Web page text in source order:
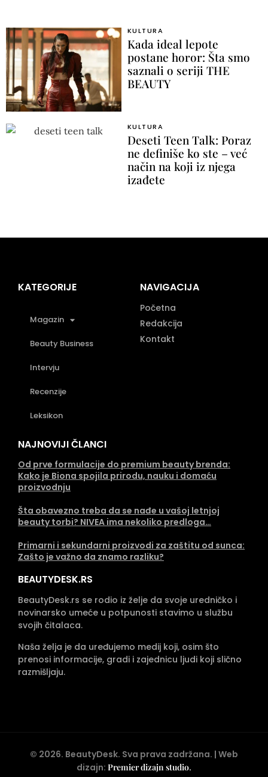
KULTURA
Kada ideal lepote
postane horor: Šta smo
saznali o seriji THE
BEAUTY
KULTURA
Deseti Teen Talk: Poraz
ne definiše ko ste – već
način na koji iz njega
izađete
KATEGORIJE
Magazin
Beauty Business
Intervju
Recenzije
Leksikon
NAVIGACIJA
Početna
Redakcija
Kontakt
NAJNOVIJI ČLANCI
Od prve formulacije do premium beauty brenda:
Kako je Biona spojila prirodu, nauku i domaću
proizvodnju
Šta obavezno treba da se nađe u vašoj letnjoj
beauty torbi? NIVEA ima nekoliko predloga…
Primarni i sekundarni proizvodi za zaštitu od sunca:
Zašto je važno da znamo razliku?
BEAUTYDESK.RS
BeautyDesk.rs se rodio iz želje da svoje uredničko i
novinarsko umeće u potpunosti stavimo u službu
svojih čitalaca.
Naša želja je da uređujemo medij koji, osim što
prenosi informacije, gradi i zajednicu ljudi koji slično
razmišljaju.
© 2026. BeautyDesk. Sva prava zadržana. | Web
dizajn: Premier dizajn studio.